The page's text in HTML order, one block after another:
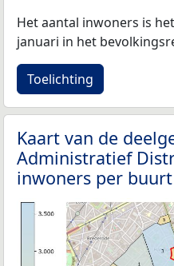
Het aantal inwoners is
januari in het
Toelichting
Kaart van de
Administratief
inwoners per